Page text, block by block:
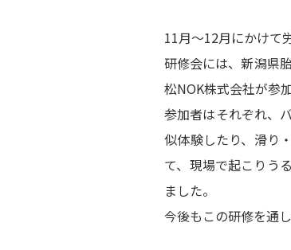
11月～12月にかけて
研修会には、新潟県
松NOK株式会社が参
参加者はそれぞれ、
似体験したり、滑り
て、現場で起こりう
ました。
今後もこの研修を通